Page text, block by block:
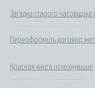
Загадка старого часовщика
Переоформить договор
Красная книга исчезнувшие